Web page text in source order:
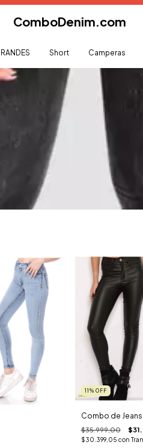
ComboDenim.com
Short Camperas
11 % OFF
Combo de
$35.999,00
$30.399,05 con